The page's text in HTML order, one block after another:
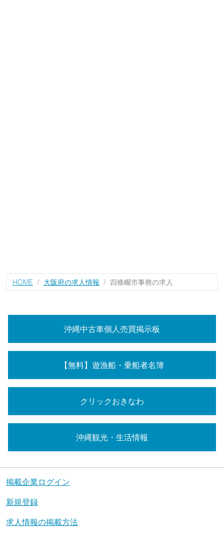
HOME 大阪府の求人情報 四條畷市事務の求人
沖縄中古車個人売買掲示板
【無料】遊漁船・乗船者名簿
クリックおきなわ
沖縄観光・生活情報
掲載企業ログイン
新規登録
求人情報の掲載方法